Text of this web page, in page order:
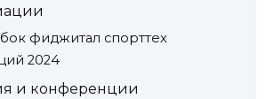
фиджитал спорттех
2024
и конференции